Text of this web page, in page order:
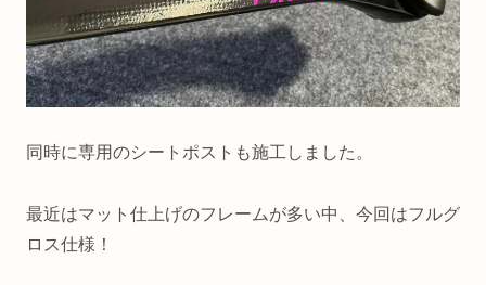
同時に専用のシートポストも施工しました。
最近はマット仕上げのフレームが多い中、今回はフルグ
ロス仕様！